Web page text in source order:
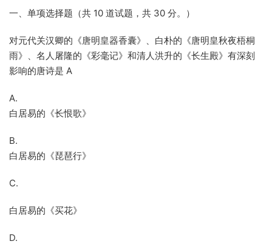
一、单项选择题（共 10 道试题，共 30 分。）
对元代关汉卿的《唐明皇器香囊》、白朴的《唐明皇秋夜梧桐
雨》、名人屠隆的《彩毫记》和清人洪升的《长生殿》有深刻
影响的唐诗是 A
A.
白居易的《长恨歌》
B.
白居易的《琵琶行》
C.
白居易的《买花》
D.